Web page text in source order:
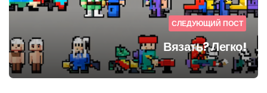
СЛЕДУЮЩИЙ ПОСТ
Вязать? Легко!